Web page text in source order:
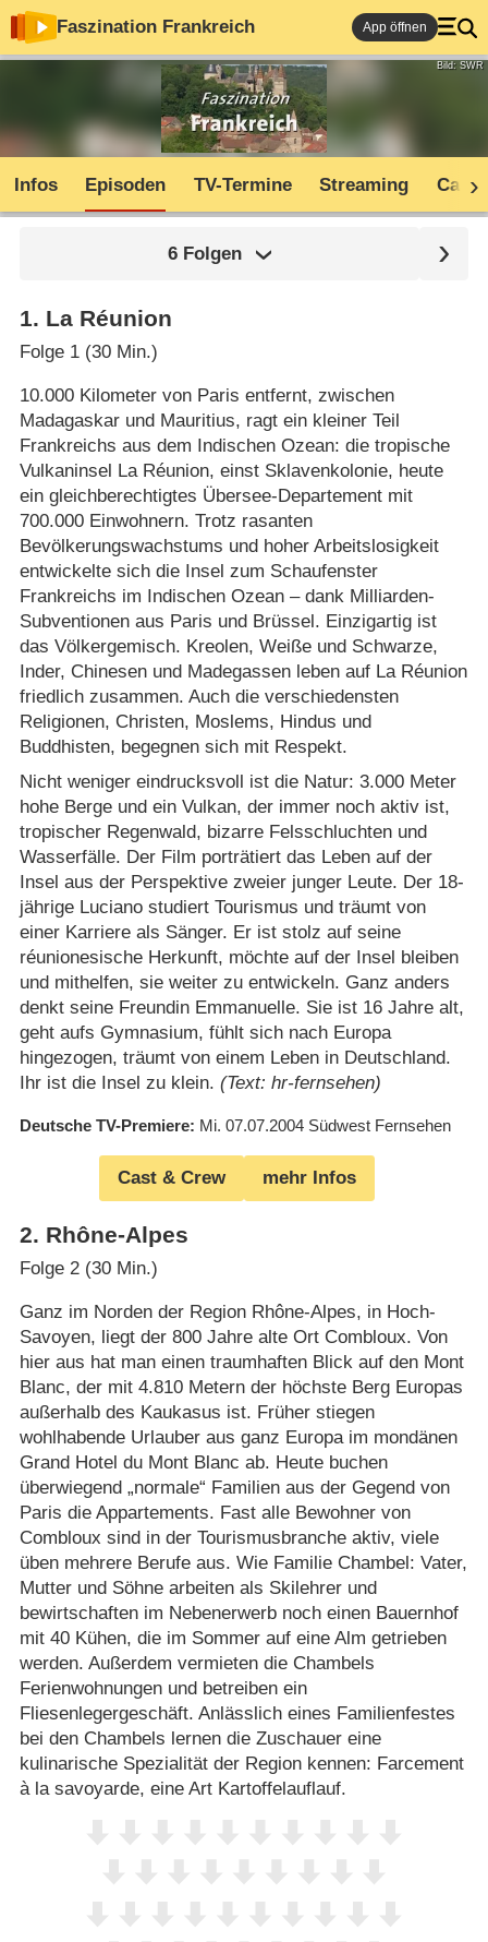
Faszination Frankreich App öffnen
Bild: SWR
Infos Episoden TV-Termine Streaming Cast
6 Folgen
1. La Réunion
Folge 1 (30 Min.)
10.000 Kilometer von Paris entfernt, zwischen
Madagaskar und Mauritius, ragt ein kleiner Teil
Frankreichs aus dem Indischen Ozean: die tropische
Vulkaninsel La Réunion, einst Sklavenkolonie, heute
ein gleichberechtigtes Übersee-Departement mit
700.000 Einwohnern. Trotz rasanten
Bevölkerungswachstums und hoher Arbeitslosigkeit
entwickelte sich die Insel zum Schaufenster
Frankreichs im Indischen Ozean – dank Milliarden-
Subventionen aus Paris und Brüssel. Einzigartig ist
das Völkergemisch. Kreolen, Weiße und Schwarze,
Inder, Chinesen und Madegassen leben auf La Réunion
friedlich zusammen. Auch die verschiedensten
Religionen, Christen, Moslems, Hindus und
Buddhisten, begegnen sich mit Respekt.
Nicht weniger eindrucksvoll ist die Natur: 3.000 Meter
hohe Berge und ein Vulkan, der immer noch aktiv ist,
tropischer Regenwald, bizarre Felsschluchten und
Wasserfälle. Der Film porträtiert das Leben auf der
Insel aus der Perspektive zweier junger Leute. Der 18-
jährige Luciano studiert Tourismus und träumt von
einer Karriere als Sänger. Er ist stolz auf seine
réunionesische Herkunft, möchte auf der Insel bleiben
und mithelfen, sie weiter zu entwickeln. Ganz anders
denkt seine Freundin Emmanuelle. Sie ist 16 Jahre alt,
geht aufs Gymnasium, fühlt sich nach Europa
hingezogen, träumt von einem Leben in Deutschland.
Ihr ist die Insel zu klein. (Text: hr-fernsehen)
Deutsche TV-Premiere Mi. 07.07.2004 Südwest Fernsehen
Cast & Crew mehr Infos
2. Rhône-Alpes
Folge 2 (30 Min.)
Ganz im Norden der Region Rhône-Alpes, in Hoch-
Savoyen, liegt der 800 Jahre alte Ort Combloux. Von
hier aus hat man einen traumhaften Blick auf den Mont
Blanc, der mit 4.810 Metern der höchste Berg Europas
außerhalb des Kaukasus ist. Früher stiegen
wohlhabende Urlauber aus ganz Europa im mondänen
Grand Hotel du Mont Blanc ab. Heute buchen
überwiegend „normale“ Familien aus der Gegend von
Paris die Appartements. Fast alle Bewohner von
Combloux sind in der Tourismusbranche aktiv, viele
üben mehrere Berufe aus. Wie Familie Chambel: Vater,
Mutter und Söhne arbeiten als Skilehrer und
bewirtschaften im Nebenerwerb noch einen Bauernhof
mit 40 Kühen, die im Sommer auf eine Alm getrieben
werden. Außerdem vermieten die Chambels
Ferienwohnungen und betreiben ein
Fliesenlegergeschäft. Anlässlich eines Familienfestes
bei den Chambels lernen die Zuschauer eine
kulinarische Spezialität der Region kennen: Farcement
à la savoyarde, eine Art Kartoffelauflauf.